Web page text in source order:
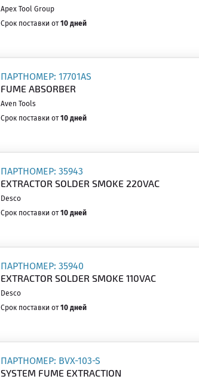
Apex Tool Group
Срок поставки от10 дней
ПАРТНОМЕР: 17701AS
FUME ABSORBER
Aven Tools
Срок поставки от10 дней
ПАРТНОМЕР: 35943
EXTRACTOR SOLDER SMOKE 220VAC
Desco
Срок поставки от10 дней
ПАРТНОМЕР: 35940
EXTRACTOR SOLDER SMOKE 110VAC
Desco
Срок поставки от10 дней
ПАРТНОМЕР: BVX-103-S
SYSTEM FUME EXTRACTION